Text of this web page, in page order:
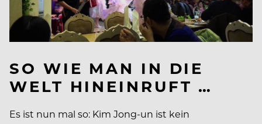
SO WIE MAN IN DIE
WELT HINEINRUFT …
Es ist nun mal so: Kim Jong-un ist kein